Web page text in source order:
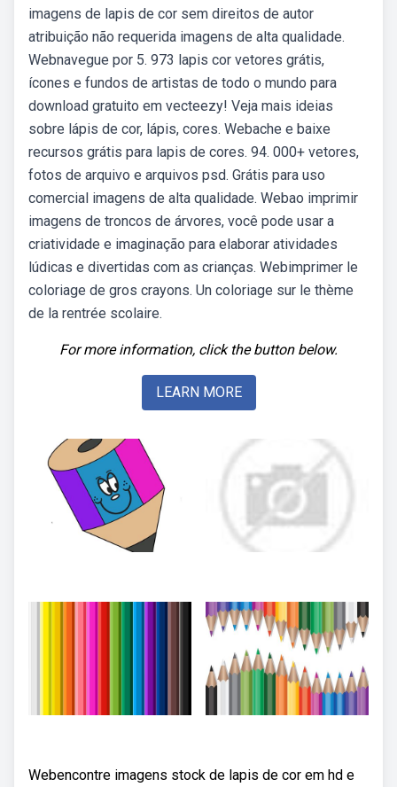
imagens de lapis de cor sem direitos de autor
atribuição não requerida imagens de alta qualidade.
Webnavegue por 5. 973 lapis cor vetores grátis,
ícones e fundos de artistas de todo o mundo para
download gratuito em vecteezy! Veja mais ideias
sobre lápis de cor, lápis, cores. Webache e baixe
recursos grátis para lapis de cores. 94. 000+ vetores,
fotos de arquivo e arquivos psd. Grátis para uso
comercial imagens de alta qualidade. Webao imprimir
imagens de troncos de árvores, você pode usar a
criatividade e imaginação para elaborar atividades
lúdicas e divertidas com as crianças. Webimprimer le
coloriage de gros crayons. Un coloriage sur le thème
de la rentrée scolaire.
For more information, click the button below.
LEARN MORE
Webencontre imagens stock de lapis de cor em hd e